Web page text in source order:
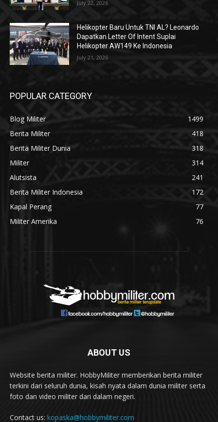
July 22, 2026
Helikopter Baru Untuk TNI AL? Leonardo
Dapatkan Letter Of Intent Suplai
Helikopter AW149 Ke Indonesia
July 21, 2026
POPULAR CATEGORY
Blog Militer
1499
Berita Militer
418
Berita Militer Dunia
318
Militer
314
Alutsista
241
Berita Militer Indonesia
172
Kapal Perang
77
Militer Amerika
76
ABOUT US
Website berita militer. HobbyMiliter memberikan berita militer
terkini dari seluruh dunia, kisah nyata dalam dunia militer serta
foto dan video militer dari dalam negeri.
Contact us: kopaska@hobbymiliter.com